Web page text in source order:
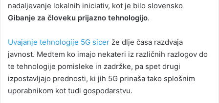
nadaljevanje lokalnih iniciativ, kot je bilo slovensko
Gibanje za človeku prijazno tehnologijo.
Uvajanje tehnologije 5G sicer že dlje časa razdvaja
javnost. Medtem ko imajo nekateri iz različnih razlogov do
te tehnologije pomisleke in zadržke, pa spet drugi
izpostavljajo prednosti, ki jih 5G prinaša tako splošnim
uporabnikom kot tudi gospodarstvu.